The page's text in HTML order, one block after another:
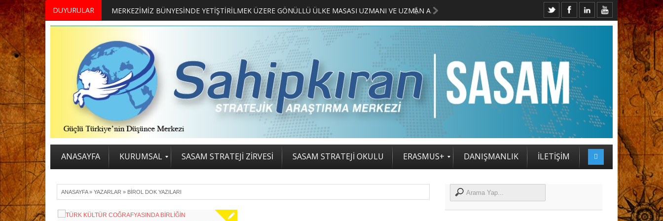
DUYURULAR MERKEZİMİZ BÜNYESİNDE YETİŞTİRİLMEK ÜZERE GÖNÜLLÜ ÜLKE MASASI UZMANI VE UZMAN ADAYLARI ARIYORUZ 2. SASAM STRATEJİ ZİRVESİ KATILIMCILARI BELLİ OLDU
ANASAYFA KURUMSAL SASAM STRATEJİ ZİRVESİ SASAM STRATEJİ OKULU ERASMUS+ DANIŞMANLIK İLETİŞİM
ANASAYFA» YAZARLAR » BIROL DOK YAZILARI